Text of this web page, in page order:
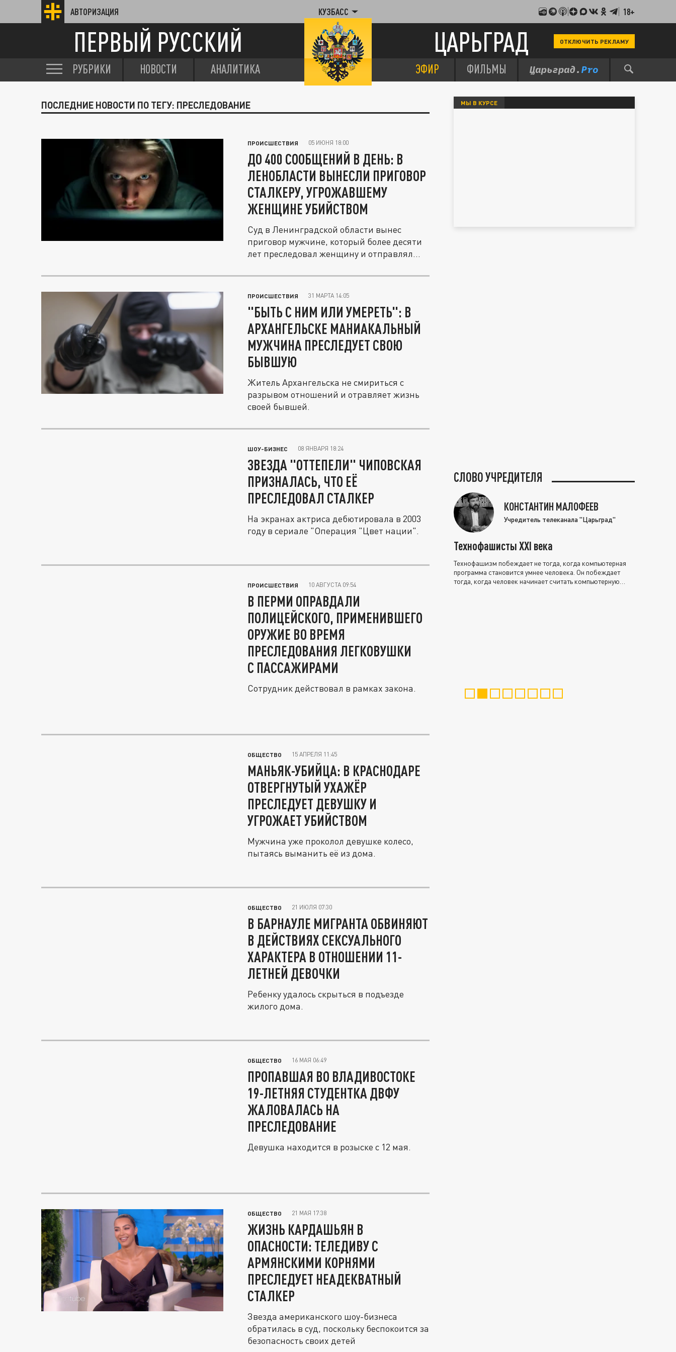
АВТОРИЗАЦИЯ КУЗБАСС 18+
ПЕРВЫЙ РУССКИЙ ЦАРЬГРАД ОТКЛЮЧИТЬ РЕКЛАМУ
РУБРИКИ НОВОСТИ АНАЛИТИКА ЭФИР ФИЛЬМЫ
ПОСЛЕДНИЕ НОВОСТИ ПО ТЕГУ: ПРЕСЛЕДОВАНИЕ
ПРОИСШЕСТВИЯ 05 ИЮНЯ 18:00
ДО 400 СООБЩЕНИЙ В ДЕНЬ: В
ЛЕНОБЛАСТИ ВЫНЕСЛИ ПРИГОВОР
СТАЛКЕРУ, УГРОЖАВШЕМУ
ЖЕНЩИНЕ УБИЙСТВОМ
Суд в Ленинградской области вынес
приговор мужчине, который более десяти
лет преследовал женщину и отправлял...
ПРОИСШЕСТВИЯ 31 МАРТА 14:05
"БЫТЬ С НИМ ИЛИ УМЕРЕТЬ": В
АРХАНГЕЛЬСКЕ МАНИАКАЛЬНЫЙ
МУЖЧИНА ПРЕСЛЕДУЕТ СВОЮ
БЫВШУЮ
Житель Архангельска не смириться с
разрывом отношений и отравляет жизнь
своей бывшей.
ШОУ-БИЗНЕС 08 ЯНВАРЯ 18:24
ЗВЕЗДА "ОТТЕПЕЛИ" ЧИПОВСКАЯ
ПРИЗНАЛАСЬ, ЧТО ЕЁ
ПРЕСЛЕДОВАЛ СТАЛКЕР
На экранах актриса дебютировала в 2003
году в сериале "Операция "Цвет нации".
ПРОИСШЕСТВИЯ 10 АВГУСТА 09:54
В ПЕРМИ ОПРАВДАЛИ
ПОЛИЦЕЙСКОГО, ПРИМЕНИВШЕГО
ОРУЖИЕ ВО ВРЕМЯ
ПРЕСЛЕДОВАНИЯ ЛЕГКОВУШКИ
С ПАССАЖИРАМИ
Сотрудник действовал в рамках закона.
ОБЩЕСТВО 15 АПРЕЛЯ 11:45
МАНЬЯК-УБИЙЦА: В КРАСНОДАРЕ
ОТВЕРГНУТЫЙ УХАЖЁР
ПРЕСЛЕДУЕТ ДЕВУШКУ И
УГРОЖАЕТ УБИЙСТВОМ
Мужчина уже проколол девушке колесо,
пытаясь выманить её из дома.
ОБЩЕСТВО 21 ИЮЛЯ 07:30
В БАРНАУЛЕ МИГРАНТА ОБВИНЯЮТ
В ДЕЙСТВИЯХ СЕКСУАЛЬНОГО
ХАРАКТЕРА В ОТНОШЕНИИ 11-
ЛЕТНЕЙ ДЕВОЧКИ
Ребенку удалось скрыться в подъезде
жилого дома.
ОБЩЕСТВО 16 МАЯ 06:49
ПРОПАВШАЯ ВО ВЛАДИВОСТОКЕ
19-ЛЕТНЯЯ СТУДЕНТКА ДВФУ
ЖАЛОВАЛАСЬ НА
ПРЕСЛЕДОВАНИЕ
Девушка находится в розыске с 12 мая.
ОБЩЕСТВО 21 МАЯ 17:38
ЖИЗНЬ КАРДАШЬЯН В
ОПАСНОСТИ: ТЕЛЕДИВУ С
АРМЯНСКИМИ КОРНЯМИ
ПРЕСЛЕДУЕТ НЕАДЕКВАТНЫЙ
СТАЛКЕР
Звезда американского шоу-бизнеса
обратилась в суд, поскольку беспокоится за
безопасность своих детей
МЫ В КУРСЕ
СЛОВО УЧРЕДИТЕЛЯ
КОНСТАНТИН МАЛОФЕЕВ
Учредитель телеканала "Царьград"
Технофашисты XXI века
Технофашизм побеждает не тогда, когда компьютерная
программа становится умнее человека. Он побеждает
тогда, когда человек начинает считать компьютерную